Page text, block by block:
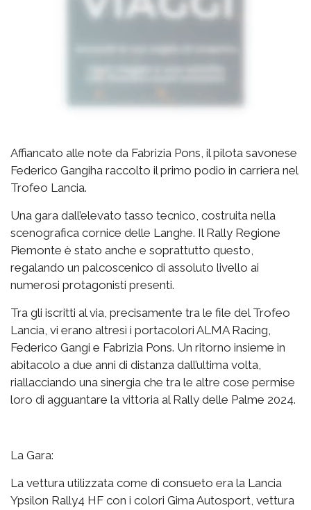
Affiancato alle note da Fabrizia Pons, il pilota savonese
Federico Gangiha raccolto il primo podio in carriera nel
Trofeo Lancia.
Una gara dall’elevato tasso tecnico, costruita nella
scenografica cornice delle Langhe. Il Rally Regione
Piemonte è stato anche e soprattutto questo,
regalando un palcoscenico di assoluto livello ai
numerosi protagonisti presenti.
Tra gli iscritti al via, precisamente tra le file del Trofeo
Lancia, vi erano altresì i portacolori ALMA Racing,
Federico Gangi e Fabrizia Pons. Un ritorno insieme in
abitacolo a due anni di distanza dall’ultima volta,
riallacciando una sinergia che tra le altre cose permise
loro di agguantare la vittoria al Rally delle Palme 2024.
La Gara:
La vettura utilizzata come di consueto era la Lancia
Ypsilon Rally4 HF con i colori Gima Autosport, vettura